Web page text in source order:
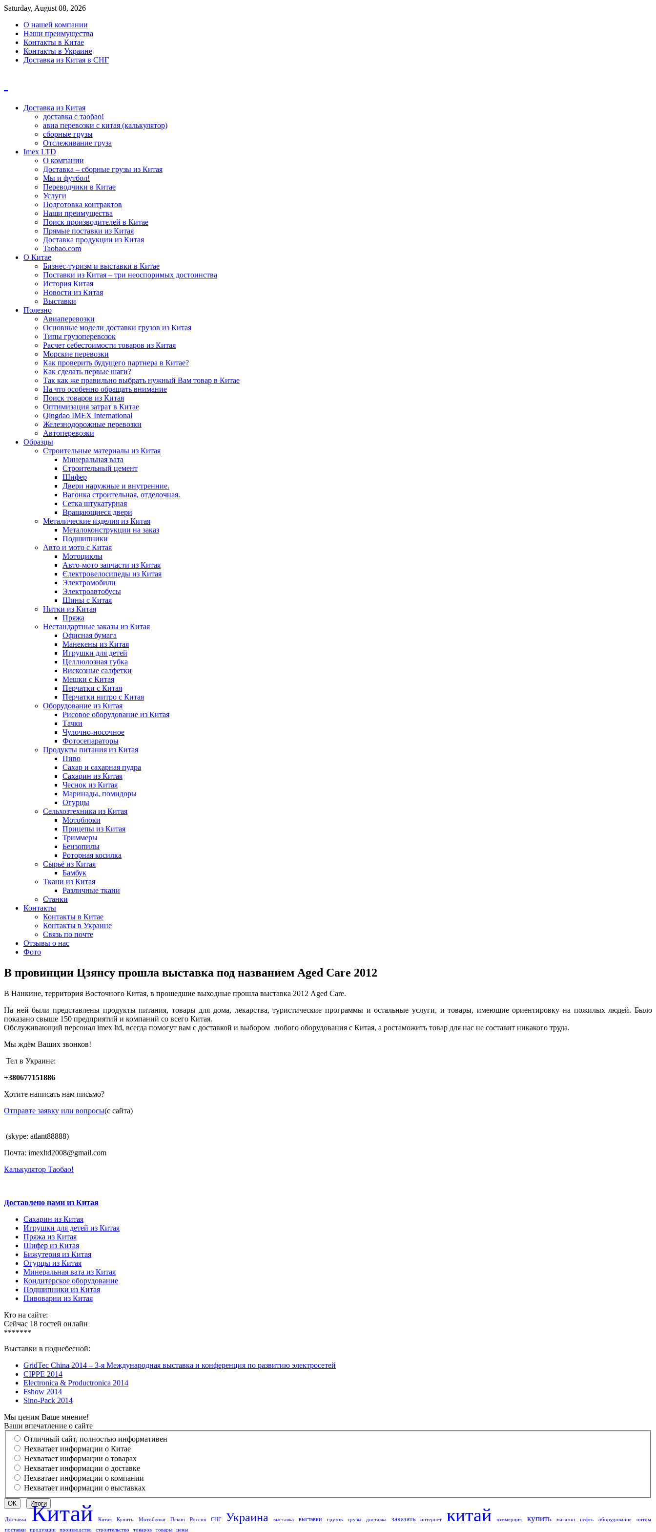
Saturday, August 08, 2026
О нашей компании
Наши преимущества
Контакты в Китае
Контакты в Украине
Доставка из Китая в СНГ
Доставка из Китая
доставка с таобао!
авиа перевозки с китая (калькулятор)
сборные грузы
Отслеживание груза
Imex LTD
О компании
Доставка – сборные грузы из Китая
Мы и футбол!
Переводчики в Китае
Услуги
Подготовка контрактов
Наши преимущества
Поиск производителей в Китае
Прямые поставки из Китая
Доставка продукции из Китая
Taobao.com
О Китае
Бизнес-туризм и выставки в Китае
Поставки из Китая – три неоспоримых достоинства
История Китая
Новости из Китая
Выставки
Полезно
Авиаперевозки
Основные модели доставки грузов из Китая
Типы грузоперевозок
Расчет себестоимости товаров из Китая
Морские перевозки
Как проверить будущего партнера в Китае?
Как сделать первые шаги?
Так как же правильно выбрать нужный Вам товар в Китае
На что особенно обращать внимание
Поиск товаров из Китая
Оптимизация затрат в Китае
Qingdao IMEX International
Железнодорожные перевозки
Автоперевозки
Образцы
Строительные материалы из Китая
Минеральная вата
Строительный цемент
Шифер
Двери наружные и внутренние.
Вагонка строительная, отделочная.
Сетка штукатурная
Вращающиеся двери
Металические изделия из Китая
Металоконструкции на заказ
Подшипники
Авто и мото с Китая
Мотоциклы
Авто-мото запчасти из Китая
Єлектровелосипеды из Китая
Электромобили
Электроавтобусы
Шины с Китая
Нитки из Китая
Пряжа
Нестандартные заказы из Китая
Офисная бумага
Манекены из Китая
Игрушки для детей
Целлюлозная губка
Вискозные салфетки
Мешки с Китая
Перчатки с Китая
Перчатки нитро с Китая
Оборудование из Китая
Рисовое оборудование из Китая
Тачки
Чулочно-носочное
Фотосепараторы
Продукты питания из Китая
Пиво
Сахар и сахарная пудра
Сахарин из Китая
Чеснок из Китая
Маринады, помидоры
Огурцы
Сельхозтехника из Китая
Мотоблоки
Прицепы из Китая
Триммеры
Бензопилы
Роторная косилка
Сырьё из Китая
Бамбук
Ткани из Китая
Различные ткани
Станки
Контакты
Контакты в Китае
Контакты в Украине
Связь по почте
Отзывы о нас
Фото
В провинции Цзянсу прошла выставка под названием Aged Care 2012
В Нанкине, территория Восточного Китая, в прошедшие выходные прошла выставка 2012 Aged Care.
На ней были представлены продукты питания, товары для дома, лекарства, туристические программы и остальные услуги, и товары, имеющие ориентировку на пожилых людей. Было
показано свыше 150 предприятий и компаний со всего Китая.
Обслуживающий персонал imex ltd, всегда помогут вам с доставкой и выбором любого оборудования с Китая, а ростаможить товар для нас не составит никакого труда.
Мы ждём Ваших звонков!
Тел в Украине:
+380677151886
Хотите написать нам письмо?
Отправте заявку или вопросы(с сайта)
(skype: atlant88888)
Почта: imexltd2008@gmail.com
Калькулятор Таобао!
Доставлено нами из Китая
Сахарин из Китая
Игрушки для детей из Китая
Пряжа из Китая
Шифер из Китая
Бижутерия из Китая
Огурцы из Китая
Минеральная вата из Китая
Кондитерское оборудование
Подшипники из Китая
Пивоварни из Китая
Кто на сайте:
Сейчас 18 гостей онлайн
*******
Выставки в поднебесной:
GridTec China 2014 – 3-я Международная выставка и конференция по развитию электросетей
CIPPE 2014
Electronica & Productronica 2014
Fshow 2014
Sino-Pack 2014
Мы ценим Ваше мнение!
Ваши впечатление о сайте
Отличный сайт, полностью информативен
Нехватает информации о Китае
Нехватает информации о товарах
Нехватает информации о доставке
Нехватает информации о компании
Нехватает информации о выставках
Доставка Китай Китая Купить Мотоблоки Пекин Россия СНГ Украина выставка выставки грузов грузы доставка заказать интернет китай коммерция купить магазин нефть оборудование
оптом
поставки
продукции производство строительство товаров товары цены